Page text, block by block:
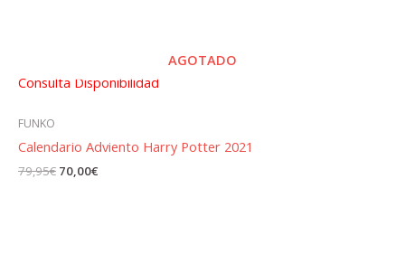
AGOTADO
Consulta Disponibilidad
FUNKO
Calendario Adviento Harry Potter 2021
79,95€ El
70,00€